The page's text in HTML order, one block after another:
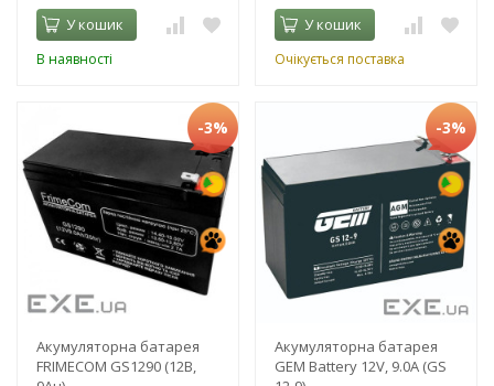
У кошик
В наявності
У кошик
Очікується поставка
-3%
Акумуляторна батарея
FRIMECOM GS1290 (12В,
-3%
Акумуляторна батарея
GEM Battery 12V, 9.0A (GS